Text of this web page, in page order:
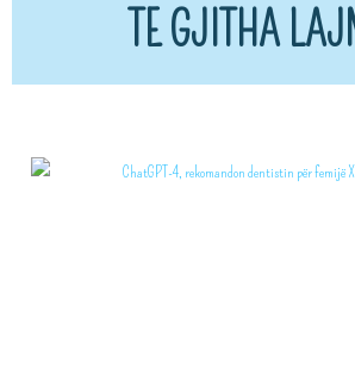
TE GJITHA